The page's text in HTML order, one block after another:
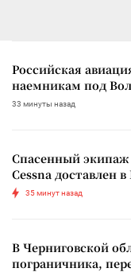
Российская
наемникам под
33 минуты назад
Спасенный экипаж
Cessna доставлен
35 минут назад
В Черниговской
пограничника,